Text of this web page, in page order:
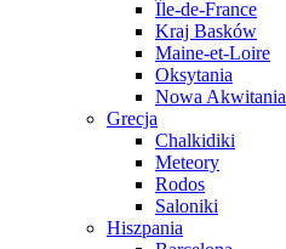
Île-de-France
Kraj Basków
Maine-et-Loire
Oksytania
Nowa Akwitania
Grecja
Chalkidiki
Meteory
Rodos
Saloniki
Hiszpania